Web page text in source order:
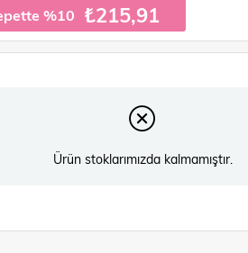
%10 ₺215,91
Ürün stoklarımızda kalmamıştır.